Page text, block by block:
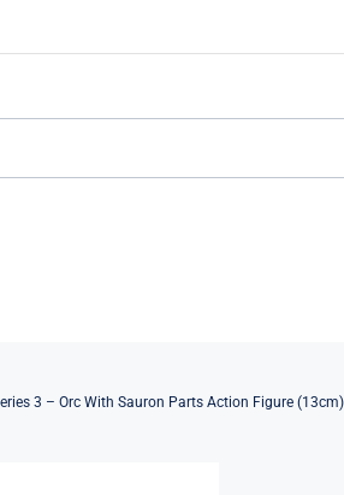
3 – Orc With Sauron Parts Action Figure